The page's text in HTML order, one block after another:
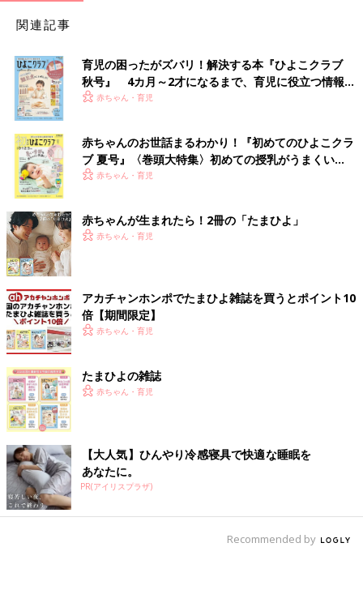
関連記事
育児の困ったがズバリ！解決する本『ひよこクラブ
秋号』 4カ月～2才になるまで、育児に役立つ情報が
いっぱい！
赤ちゃん・育児
赤ちゃんのお世話まるわかり！『初めてのひよこクラ
ブ 夏号』〈巻頭大特集〉初めての授乳がうまくい
く！ おっぱい・ミルクの基本と夏のトラブル 解決テ
赤ちゃん・育児
赤ちゃんが生まれたら！2冊の「たまひよ」
赤ちゃん・育児
アカチャンホンポでたまひよ雑誌を買うとポイント10
倍【期間限定】
赤ちゃん・育児
たまひよの雑誌
赤ちゃん・育児
【大人気】ひんやり冷感寝具で快適な睡眠を
あなたに。
PR(アイリスプラザ)
Recommended by